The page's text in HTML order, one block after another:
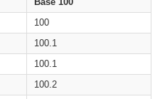
100
100.1
100.1
100.2